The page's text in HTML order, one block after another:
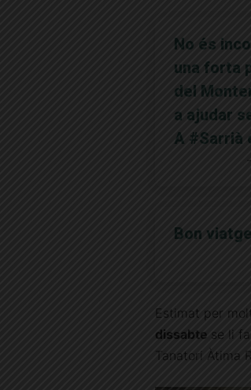
No és
una forta
del
a ajudar
A #Sarrià
Bon
Estimat per
dissabte se li
Tanatori Àtima